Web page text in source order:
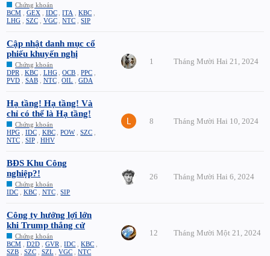
Chứng khoán
BCM
GEX IDC ,ITA ,KBC
LHG
SZC VGC ,NTC ,SIP
Cập nhật danh mục cổ
phiếu khuyến nghị
Chứng khoán
DPR
KBC LHG ,OCB ,PPC
PVD
SAB NTC ,OIL ,GDA
1 Tháng Mười Hai 21, 2024
Hạ tầng! Hạ tầng! Và
chỉ có thể là Hạ tầng!
Chứng khoán
HPG
IDC KBC ,POW ,SZC
NTC
SIP HHV
8 Tháng Mười Hai 10, 2024
BĐS Khu Công
nghiệp?!
Chứng khoán
IDC
KBC NTC ,SIP
26 Tháng Mười Hai 6, 2024
Công ty hưởng lợi lớn
khi Trump thắng cử
Chứng khoán
BCM
D2D GVR ,IDC ,KBC
SZB
SZC SZL ,VGC ,NTC
12 Tháng Mười Một 21, 2024